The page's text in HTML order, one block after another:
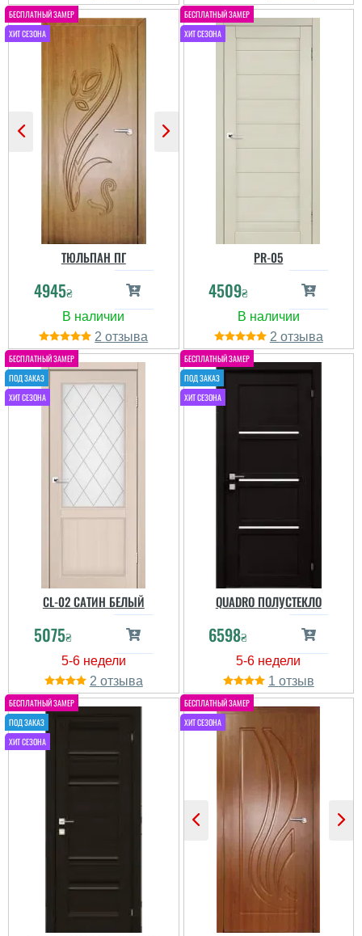
Георгий
читати всі відгуки
ТЮЛЬПАН ПГ
4945₴
2
PR-05
4509₴
2
CL-02 САТИН БЕЛЫЙ
5075₴
2
QUADRO ПОЛУСТЕКЛО
6598₴
1